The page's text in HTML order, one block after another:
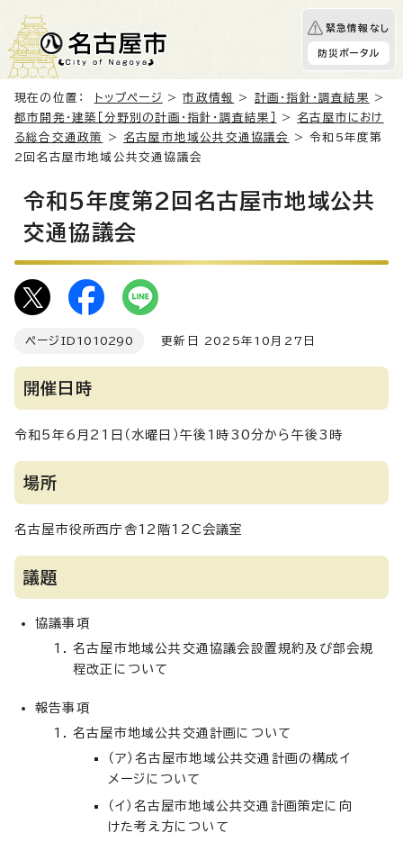
緊急情報なし
防災ポータル
現在の位置： トップページ >市政情報 > 計画・指針・調査結果
>
都市開発・建築［分野別の計画・指針・調査結果］
> 名古屋市におけ
る総合交通政策
> 名古屋市地域公共交通協議会
> 令和5年度第
2回名古屋市地域公共交通協議会
令和5年度第2回名古屋市地域公共
交通協議会
ページID 1010290 更新日 2025年10月27日
開催日時
令和5年6月21日（水曜日）午後1時30分から午後3時
場所
名古屋市役所西庁舎12階12C会議室
議題
協議事項
名古屋市地域公共交通協議会設置規約及び部会規
程改正について
報告事項
名古屋市地域公共交通計画について
（ア）名古屋市地域公共交通計画の構成イ
メージについて
（イ）名古屋市地域公共交通計画策定に向
けた考え方について